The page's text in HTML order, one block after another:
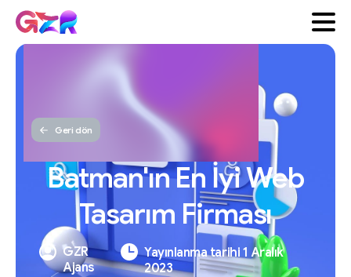
Geri dön
Batman'ınEn İyiWeb
Tasarım Firması
GZR
Ajans
Yayınlanma tarihi 1 Aralık
2023